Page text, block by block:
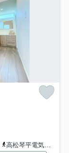
高松琴平電気鉄道琴平線「一宮」駅 徒歩31分